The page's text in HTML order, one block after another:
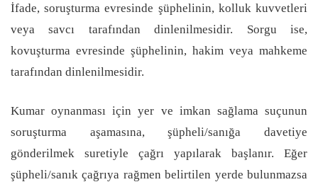
İfade, soruşturma evresinde şüphelinin, kolluk kuvvetleri
veya savcı tarafından dinlenilmesidir. Sorgu ise,
kovuşturma evresinde şüphelinin, hakim veya mahkeme
tarafından dinlenilmesidir.
Kumar oynanması için yer ve imkan sağlama suçunun
soruşturma aşamasına, şüpheli/sanığa davetiye
gönderilmek suretiyle çağrı yapılarak başlanır. Eğer
şüpheli/sanık çağrıya rağmen belirtilen yerde bulunmazsa